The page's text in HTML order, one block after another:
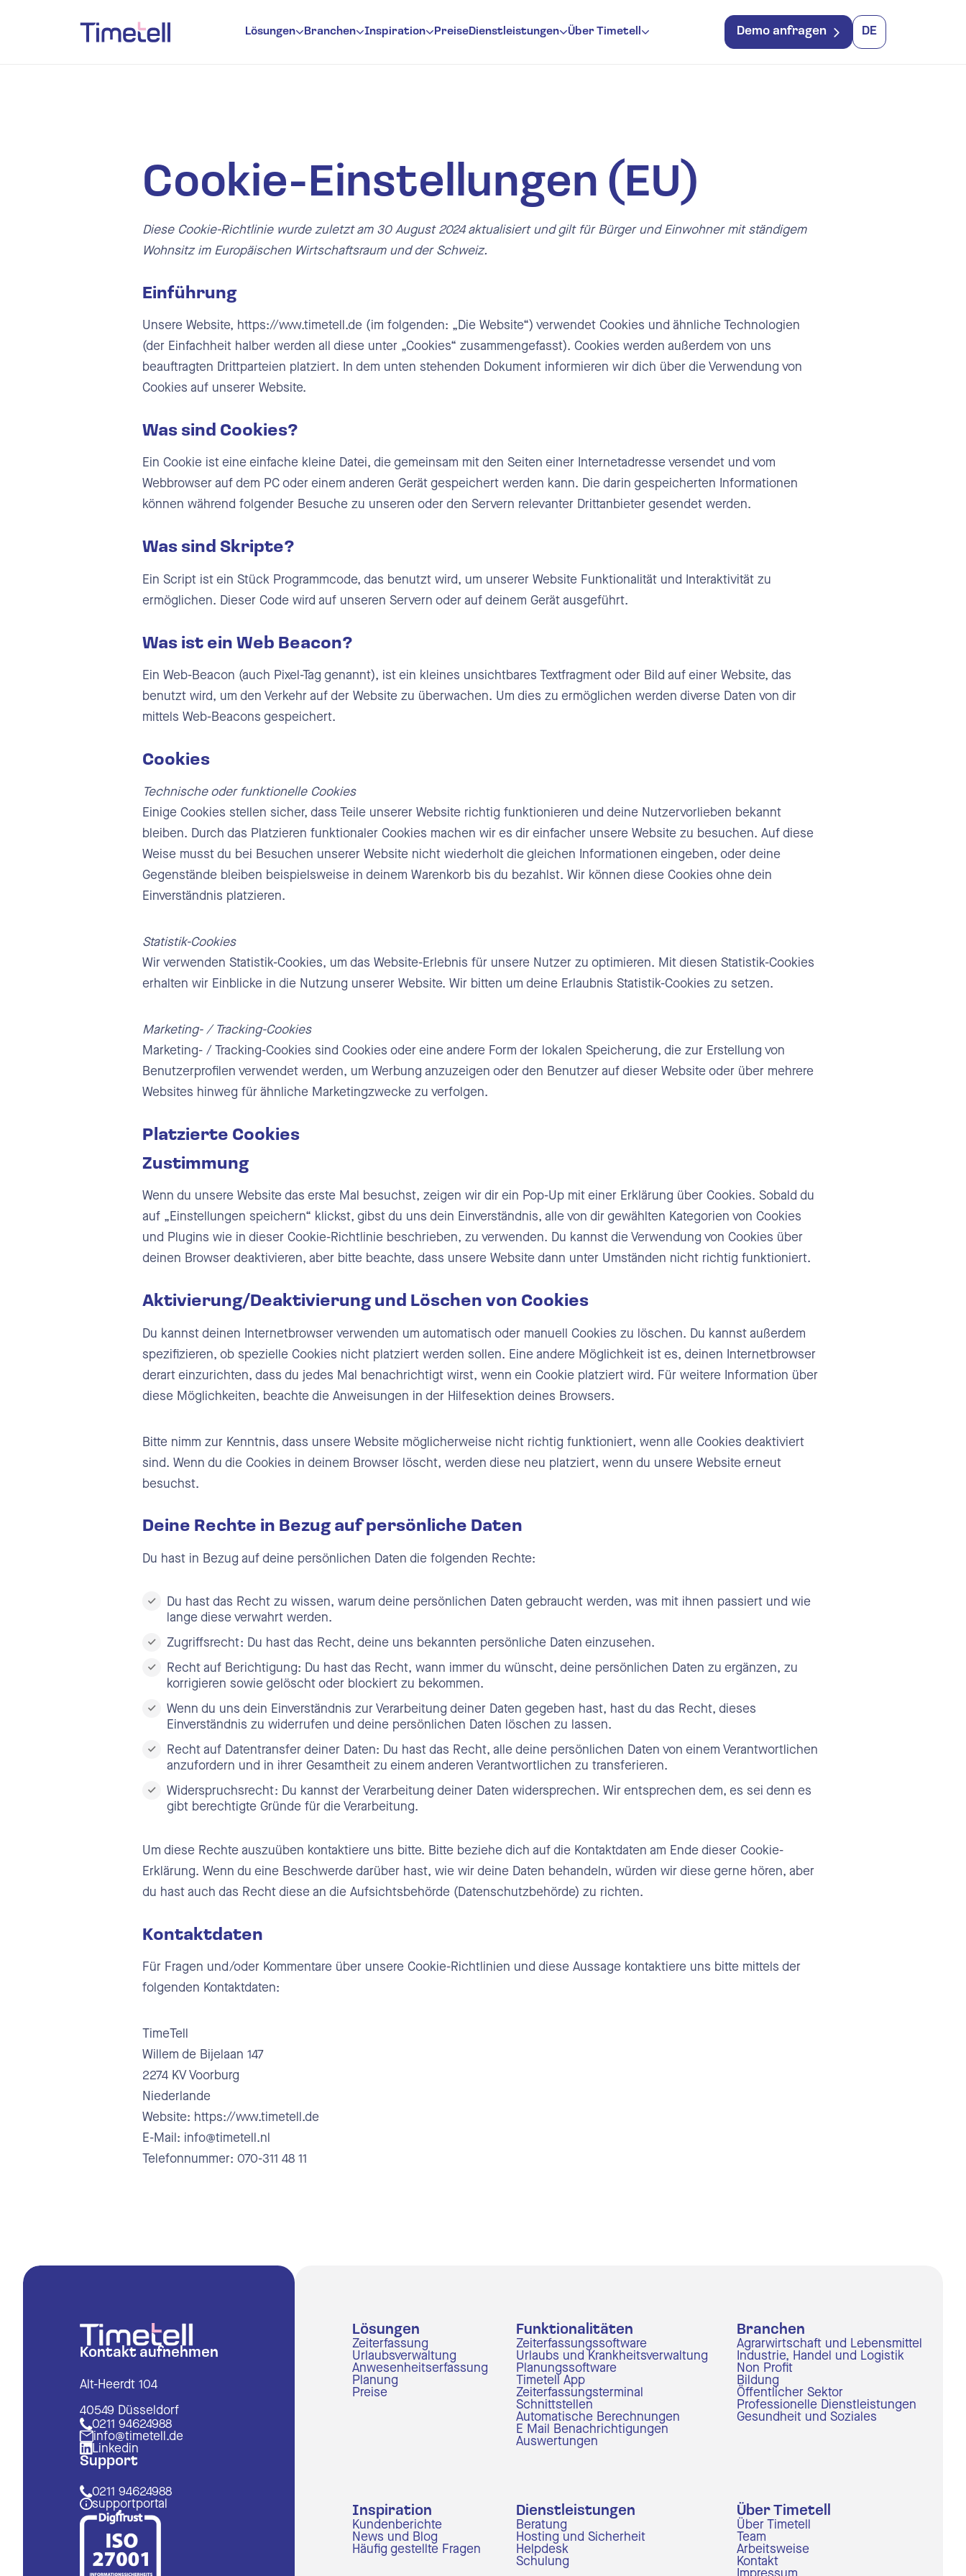
Lösungen
Zeiterfassungssoftware
Zeiterfassungsterminal
E Mail Benachrichtigungen
Urlaubs und Krankheitsverwaltung
Automatische Berechnungen
Zeiterfassungssoftware
Schnittstellen
Auswertungen
Urlaubs und Krankheitsverwaltung
Branchen Inspiration PreiseDienstleistungen Über Timetell Demo anfragen DE
Cookie-Einstellungen (EU)
Diese Cookie-Richtlinie wurde zuletzt am 30 August 2024 aktualisiert und gilt für Bürger und Einwohner mit ständigem
Wohnsitz im Europäischen Wirtschaftsraum und der Schweiz.
Einführung
Unsere Website, https://www.timetell.de (im folgenden: „Die Website“) verwendet Cookies und ähnliche Technologien
(der Einfachheit halber werden all diese unter „Cookies“ zusammengefasst). Cookies werden außerdem von uns
beauftragten Drittparteien platziert. In dem unten stehenden Dokument informieren wir dich über die Verwendung von
Cookies auf unserer Website.
Was sind Cookies?
Ein Cookie ist eine einfache kleine Datei, die gemeinsam mit den Seiten einer Internetadresse versendet und vom
Webbrowser auf dem PC oder einem anderen Gerät gespeichert werden kann. Die darin gespeicherten Informationen
können während folgender Besuche zu unseren oder den Servern relevanter Drittanbieter gesendet werden.
Was sind Skripte?
Ein Script ist ein Stück Programmcode, das benutzt wird, um unserer Website Funktionalität und Interaktivität zu
ermöglichen. Dieser Code wird auf unseren Servern oder auf deinem Gerät ausgeführt.
Was ist ein Web Beacon?
Ein Web-Beacon (auch Pixel-Tag genannt), ist ein kleines unsichtbares Textfragment oder Bild auf einer Website, das
benutzt wird, um den Verkehr auf der Website zu überwachen. Um dies zu ermöglichen werden diverse Daten von dir
mittels Web-Beacons gespeichert.
Cookies
Technische oder funktionelle Cookies
Einige Cookies stellen sicher, dass Teile unserer Website richtig funktionieren und deine Nutzervorlieben bekannt
bleiben. Durch das Platzieren funktionaler Cookies machen wir es dir einfacher unsere Website zu besuchen. Auf diese
Weise musst du bei Besuchen unserer Website nicht wiederholt die gleichen Informationen eingeben, oder deine
Gegenstände bleiben beispielsweise in deinem Warenkorb bis du bezahlst. Wir können diese Cookies ohne dein
Einverständnis platzieren.
Statistik-Cookies
Wir verwenden Statistik-Cookies, um das Website-Erlebnis für unsere Nutzer zu optimieren. Mit diesen Statistik-Cookies
erhalten wir Einblicke in die Nutzung unserer Website. Wir bitten um deine Erlaubnis Statistik-Cookies zu setzen.
Marketing- / Tracking-Cookies
Marketing- / Tracking-Cookies sind Cookies oder eine andere Form der lokalen Speicherung, die zur Erstellung von
Benutzerprofilen verwendet werden, um Werbung anzuzeigen oder den Benutzer auf dieser Website oder über mehrere
Websites hinweg für ähnliche Marketingzwecke zu verfolgen.
Platzierte Cookies
Zustimmung
Wenn du unsere Website das erste Mal besuchst, zeigen wir dir ein Pop-Up mit einer Erklärung über Cookies. Sobald du
auf „Einstellungen speichern“ klickst, gibst du uns dein Einverständnis, alle von dir gewählten Kategorien von Cookies
und Plugins wie in dieser Cookie-Richtlinie beschrieben, zu verwenden. Du kannst die Verwendung von Cookies über
deinen Browser deaktivieren, aber bitte beachte, dass unsere Website dann unter Umständen nicht richtig funktioniert.
Aktivierung/Deaktivierung und Löschen von Cookies
Du kannst deinen Internetbrowser verwenden um automatisch oder manuell Cookies zu löschen. Du kannst außerdem
spezifizieren, ob spezielle Cookies nicht platziert werden sollen. Eine andere Möglichkeit ist es, deinen Internetbrowser
derart einzurichten, dass du jedes Mal benachrichtigt wirst, wenn ein Cookie platziert wird. Für weitere Information über
diese Möglichkeiten, beachte die Anweisungen in der Hilfesektion deines Browsers.
Bitte nimm zur Kenntnis, dass unsere Website möglicherweise nicht richtig funktioniert, wenn alle Cookies deaktiviert
sind. Wenn du die Cookies in deinem Browser löscht, werden diese neu platziert, wenn du unsere Website erneut
besuchst.
Deine Rechte in Bezug auf persönliche Daten
Du hast in Bezug auf deine persönlichen Daten die folgenden Rechte:
Du hast das Recht zu wissen, warum deine persönlichen Daten gebraucht werden, was mit ihnen passiert und wie
lange diese verwahrt werden.
Zugriffsrecht: Du hast das Recht, deine uns bekannten persönliche Daten einzusehen.
Recht auf Berichtigung: Du hast das Recht, wann immer du wünscht, deine persönlichen Daten zu ergänzen, zu
korrigieren sowie gelöscht oder blockiert zu bekommen.
Wenn du uns dein Einverständnis zur Verarbeitung deiner Daten gegeben hast, hast du das Recht, dieses
Einverständnis zu widerrufen und deine persönlichen Daten löschen zu lassen.
Recht auf Datentransfer deiner Daten: Du hast das Recht, alle deine persönlichen Daten von einem Verantwortlichen
anzufordern und in ihrer Gesamtheit zu einem anderen Verantwortlichen zu transferieren.
Widerspruchsrecht: Du kannst der Verarbeitung deiner Daten widersprechen. Wir entsprechen dem, es sei denn es
gibt berechtigte Gründe für die Verarbeitung.
Um diese Rechte auszuüben kontaktiere uns bitte. Bitte beziehe dich auf die Kontaktdaten am Ende dieser Cookie-
Erklärung. Wenn du eine Beschwerde darüber hast, wie wir deine Daten behandeln, würden wir diese gerne hören, aber
du hast auch das Recht diese an die Aufsichtsbehörde (Datenschutzbehörde) zu richten.
Kontaktdaten
Für Fragen und/oder Kommentare über unsere Cookie-Richtlinien und diese Aussage kontaktiere uns bitte mittels der
folgenden Kontaktdaten:
TimeTell
Willem de Bijelaan 147
2274 KV Voorburg
Niederlande
Website: https://www.timetell.de
E-Mail: info@timetell.nl
Telefonnummer: 070-311 48 11
Kontakt aufnehmen
Alt-Heerdt 104
40549 Düsseldorf
0211 94624988
info@timetell.de
Linkedin
Support
0211 94624988
supportportal
Lösungen
Zeiterfassung
Urlaubsverwaltung
Anwesenheitserfassung
Planung
Preise
Funktionalitäten
Zeiterfassungssoftware
Urlaubs und Krankheitsverwaltung
Planungssoftware
Timetell App
Zeiterfassungsterminal
Schnittstellen
Automatische Berechnungen
E Mail Benachrichtigungen
Auswertungen
Branchen
Agrarwirtschaft und Lebensmittel
Industrie, Handel und Logistik
Non Profit
Bildung
Öffentlicher Sektor
Professionelle Dienstleistungen
Gesundheit und Soziales
Inspiration
Kundenberichte
News und Blog
Häufig gestellte Fragen
Dienstleistungen
Beratung
Hosting und Sicherheit
Helpdesk
Schulung
Über Timetell
Über Timetell
Team
Arbeitsweise
Kontakt